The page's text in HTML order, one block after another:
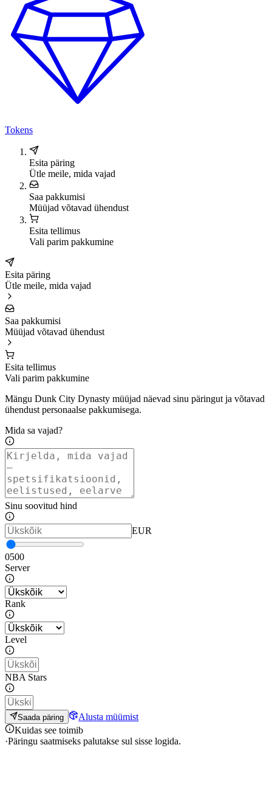
Tokens
Esita päring
Ütle meile, mida vajad
Saa pakkumisi
Müüjad võtavad ühendust
Esita tellimus
Vali parim pakkumine
Esita päring
Ütle meile, mida vajad
Saa pakkumisi
Müüjad võtavad ühendust
Esita tellimus
Vali parim pakkumine
Mängu Dunk City Dynasty müüjad näevad sinu päringut ja võtavad
ühendust personaalse pakkumisega.
Mida sa vajad?
Sinu soovitud hind
EUR
0500
Server
Rank
Level
NBA Stars
Saada päring
Alusta müümist
Kuidas see toimib
·Päringu saatmiseks palutakse sul sisse logida.